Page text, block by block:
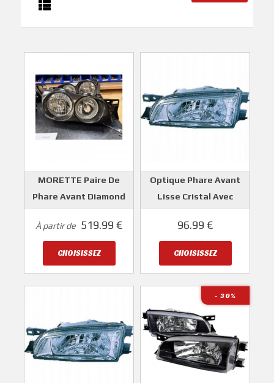
MORETTE Paire De
Phare Avant Diamond
IMPREZA GT
À partir de 519.99 €
CHOISISSEZ
Optique Phare Avant
Lisse Cristal Avec
Moteur Pour Réglage
IMPREZA GT 1997-2000
96.99 €
CHOISISSEZ
- 30%